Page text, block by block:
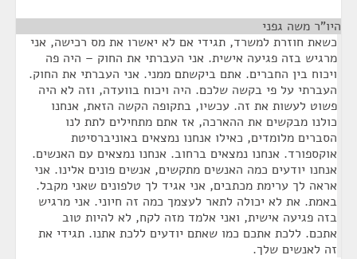
היו"ר משה גפני
כשאת חוזרת למשרד, תגידי אם לא יאשרו את מס רכישה, אני
מרגיש בזה פגיעה אישית. אני העברתי את החוק – היה פה
ויכוח בין החברים. אתם ביקשתם ממני. אני העברתי את החוק.
העברתי על פי בקשה שלכם. היה ויכוח בוועדה, וזה לא היה
פשוט לעשות את זה. עכשיו, בתקופה הקשה הזאת, אנחנו
כולנו מבקשים את ההארכה, אז אתם מתחילים לתת לנו
הסברים מלומדים, כאילו אנחנו נמצאים באוניברסיטת
אוקספורד. אנחנו נמצאים ברחוב. אנחנו נמצאים עם האנשים.
אנחנו יודעים כמה האנשים מתקשים, אנשים פונים אלינו. אני
אראה לך ערימת מכתבים, אני אגיד לך טלפונים שאני מקבל.
באמת. את לא יכולה לתאר לעצמך כמה זה חיוני. אני מרגיש
בזה פגיעה אישית, ואני אלמד מזה לקח, לא להיות טוב
אתכם. ללכת אתכם כמו שאתם יודעים ללכת אתנו. תגידי את
זה לאנשים שלך.